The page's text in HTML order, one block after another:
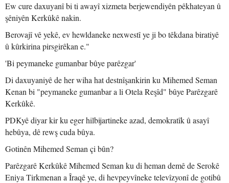
Ew cure daxuyanî bi ti awayî xizmeta berjewendiyên pêkhateyan û
şêniyên Kerkûkê nakin.
Berovajî vê yekê, ev hewldaneke nexwestî ye ji bo têkdana biratiyê
û kûrkirina pirsgirêkan e."
'Bi peymaneke gumanbar bûye parêzgar'
Di daxuyaniyê de her wiha hat destnîşankirin ku Mihemed Seman
Kenan bi "peymaneke gumanbar a li Otela Reşîd" bûye Parêzgarê
Kerkûkê.
PDKyê diyar kir ku eger hilbijartineke azad, demokratîk û asayî
hebûya, dê rewş cuda bûya.
Gotinên Mihemed Seman çi bûn?
Parêzgarê Kerkûkê Mihemed Seman ku di heman demê de Serokê
Eniya Tirkmenan a Îraqê ye, di hevpeyvîneke televîzyonî de gotibû